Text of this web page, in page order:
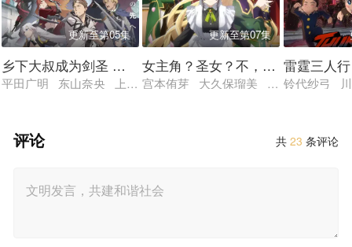
更新至第05集
乡下大叔成为剑圣 第二季
平田广明 东山奈央 上田瞳 广濑有纪 矢野妃菜喜 仲田亚里
更新至第07集
女主角？圣女？不，我是杂役女仆
宫本侑芽 大久保瑠美 日笠阳子 天
雷霆三人行
铃代纱弓
共23 条评论
评论